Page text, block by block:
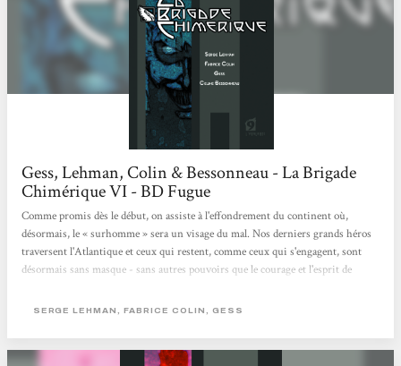
Gess, Lehman, Colin & Bessonneau - La Brigade
Chimérique VI - BD Fugue
Comme promis dès le début, on assiste à l'effondrement du continent où,
désormais, le « surhomme » sera un visage du mal. Nos derniers grands héros
traversent l'Atlantique et ceux qui restent, comme ceux qui s'engagent, sont
désormais sans masque - sans autres pouvoirs que le courage et l'esprit de
plongée archéologique au coeur de l'imaginaire mutilé de l'Europe. Une
comprendre comment nous avons perdu le pouvoir homérique d'exprimer...
SERGE LEHMAN, FABRICE COLIN, GESS